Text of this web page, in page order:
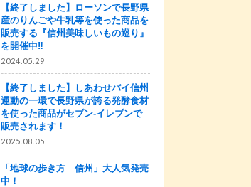
【終了しました】ローソンで長野県
産のりんごや牛乳等を使った商品を
販売する『信州美味しいもの巡り』
を開催中‼
2024.05.29
【終了しました】しあわせバイ信州
運動の一環で長野県が誇る発酵食材
を使った商品がセブン‐イレブンで
販売されます！
2025.08.05
「地球の歩き方 信州」大人気発売
中！